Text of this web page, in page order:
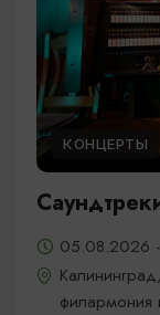
КОНЦЕРТЫ
05.08.2026
филармония